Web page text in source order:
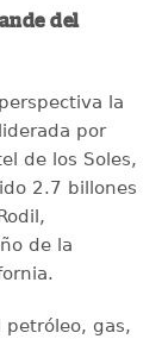
del
la
por
de los Soles,
2.7 billones
de la
petróleo, gas,